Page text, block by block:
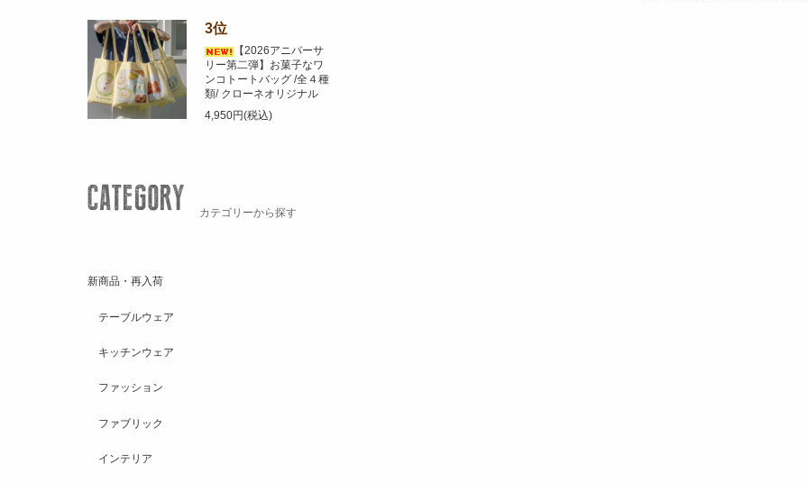
3位
【2026アニバーサ
リー第二弾】お菓子なワ
ンコトートバッグ /全４種
類/ クローネオリジナル
4,950円(税込)
カテゴリーから探す
新商品・再入荷
テーブルウェア
キッチンウェア
ファッション
ファブリック
インテリア